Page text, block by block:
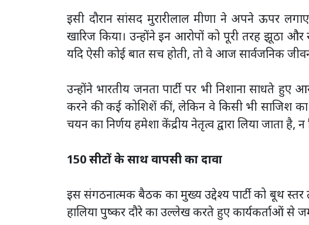
इसी दौरान सांसद मुरारीलाल मीणा ने अपने ऊपर
खारिज किया। उन्होंने इन आरोपों को पूरी तरह झूठा और
यदि ऐसी कोई बात सच होती, तो वे आज सार्वजनिक
उन्होंने भारतीय जनता पार्टी पर भी निशाना साधते हुए
करने की कई कोशिशें कीं, लेकिन वे किसी भी साजिश का
चयन का निर्णय हमेशा केंद्रीय नेतृत्व द्वारा लिया जाता है,
150 सीटों के साथ वापसी का दावा
इस संगठनात्मक बैठक का मुख्य उद्देश्य पार्टी को बूथ
हालिया पुष्कर दौरे का उल्लेख करते हुए कार्यकर्ताओं से